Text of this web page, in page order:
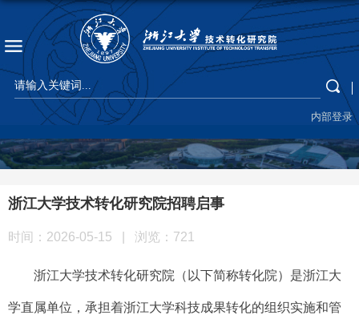
内部登录
浙江大学技术转化研究院招聘启事
时间：2026-05-15 浏览： 721
浙江大学技术转化研究院（以下简称转化院）是浙江大
学直属单位，承担着浙江大学科技成果转化的组织实施和管